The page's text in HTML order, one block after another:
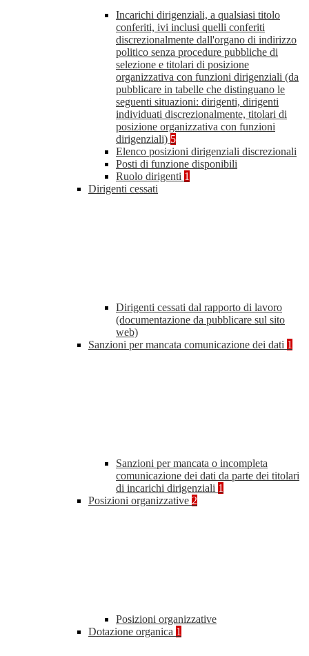
Incarichi dirigenziali, a qualsiasi titolo
conferiti, ivi inclusi quelli conferiti
discrezionalmente dall'organo di indirizzo
politico senza procedure pubbliche di
selezione e titolari di posizione
organizzativa con funzioni dirigenziali (da
pubblicare in tabelle che distinguano le
seguenti situazioni: dirigenti, dirigenti
individuati discrezionalmente, titolari di
posizione organizzativa con funzioni
dirigenziali) 5
Elenco posizioni dirigenziali discrezionali
Posti di funzione disponibili
Ruolo dirigenti 1
Dirigenti cessati
Dirigenti cessati dal rapporto di lavoro
(documentazione da pubblicare sul sito
web)
Sanzioni per mancata comunicazione dei dati 1
Sanzioni per mancata o incompleta
comunicazione dei dati da parte dei titolari
di incarichi dirigenziali 1
Posizioni organizzative 2
Posizioni organizzative
Dotazione organica 1